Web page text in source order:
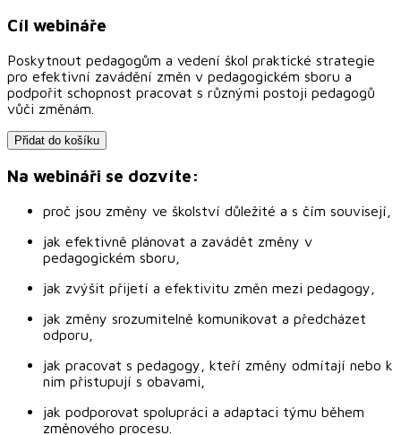
Cíl webináře
Poskytnout pedagogům a vedení škol praktické strategie
pro efektivní zavádění změn v pedagogickém sboru a
podpořit schopnost pracovat s různými postoji pedagogů
vůči změnám.
Přidat do košíku
Na webináři se dozvíte:
proč jsou změny ve školství důležité a s čím souvisejí,
jak efektivně plánovat a zavádět změny v
pedagogickém sboru,
jak zvýšit přijetí a efektivitu změn mezi pedagogy,
jak změny srozumitelně komunikovat a předcházet
odporu,
jak pracovat s pedagogy, kteří změny odmítají nebo k
nim přistupují s obavami,
jak podporovat spolupráci a adaptaci týmu během
změnového procesu.